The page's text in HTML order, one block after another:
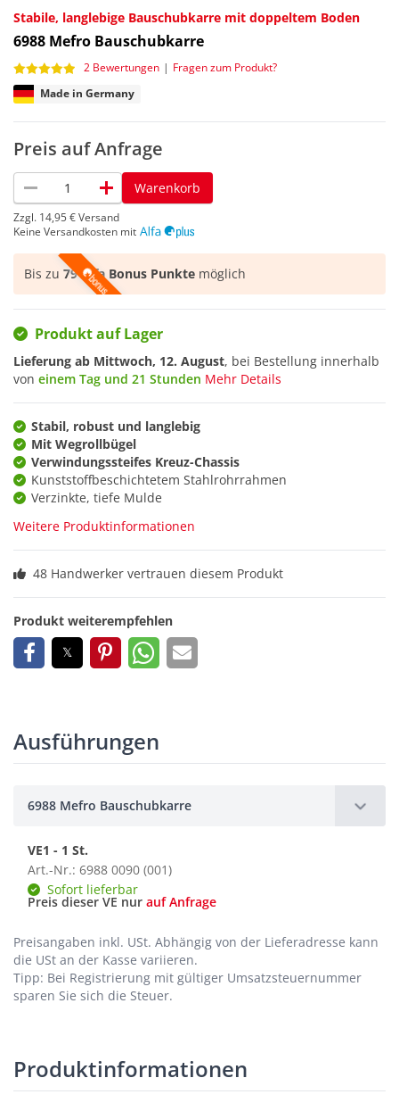
Stabile, langlebige Bauschubkarre mit doppeltem Boden
6988 Mefro Bauschubkarre
2 Bewertungen | Fragen zum Produkt?
Made in Germany
Preis auf Anfrage
remove add Warenkorb
Zzgl. 14,95 €Versand
Keine Versandkosten mit
Bis zu 79 Alfa Bonus Punkte möglich
Produkt auf Lager
Lieferung ab Mittwoch, 12. August, bei Bestellung innerhalb
von einem Tag und 21 Stunden Mehr Details
Stabil, robust und langlebig
Mit Wegrollbügel
Verwindungssteifes Kreuz-Chassis
Kunststoffbeschichtetem Stahlrohrrahmen
Verzinkte, tiefe Mulde
Weitere Produktinformationen
48 Handwerker vertrauen diesem Produkt
Produkt weiterempfehlen
Ausführungen
6988 Mefro Bauschubkarre
VE1 - 1 St.
Art.-Nr.: 6988 0090 (001)
Sofort lieferbar
Preis dieser VE nur auf Anfrage
Preisangaben inkl. USt. Abhängig von der Lieferadresse kann
die USt an der Kasse variieren.
Tipp: Bei Registrierung mit gültiger Umsatzsteuernummer
sparen Sie sich die Steuer.
Produktinformationen